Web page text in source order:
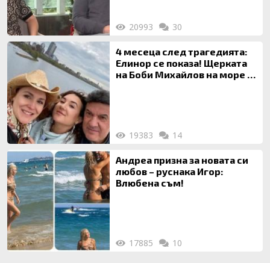
20993 30
4 месеца след трагедията:
Елинор се показа! Щерката
на Боби Михайлов на море с
19383 14
Андреа призна за новата си
любов – руснака Игор:
Влюбена съм!
17885 10